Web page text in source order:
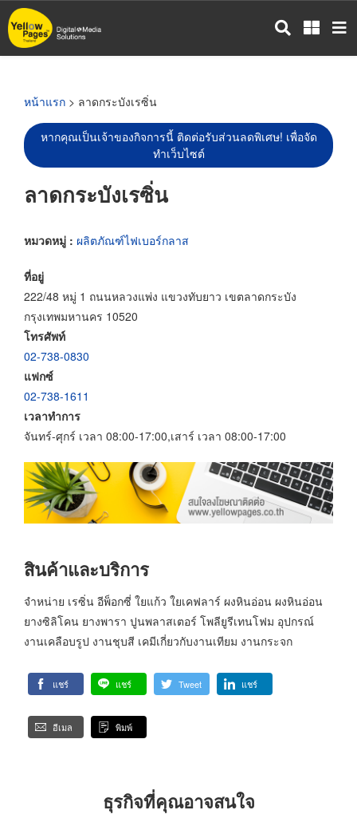
ข้าม
ไป
หน้าแรก > ลาดกระบังเรซิ่น
หากคุณเป็นเจ้าของกิจการนี้ ติดต่อรับส่วนลดพิเศษ! เพื่อจัด
ทำเว็บไซต์
ลาดกระบังเรซิ่น
หมวดหมู่ : ผลิตภัณฑ์ไฟเบอร์กลาส
ที่อยู่
222/48 หมู่ 1 ถนนหลวงแพ่ง แขวงทับยาว เขตลาดกระบัง
กรุงเทพมหานคร 10520
โทรศัพท์
02-738-0830
แฟกซ์
02-738-1611
เวลาทำการ
จันทร์-ศุกร์ เวลา 08:00-17:00,เสาร์ เวลา 08:00-17:00
สินค้าและบริการ
จำหน่าย เรซิ่น อีพ็อกซี่ ใยแก้ว ใยเคฟลาร์ ผงหินอ่อน ผงหินอ่อน
ยางซิลิโคน ยางพารา ปูนพลาสเตอร์ โพลียูรีเทนโฟม อุปกรณ์
งานเคลือบรูป งานชุบสี เคมีเกี่ยวกับงานเทียม งานกระจก
แชร์ แชร์ Tweet แชร์
อีเมล พิมพ์
ธุรกิจที่คุณอาจสนใจ